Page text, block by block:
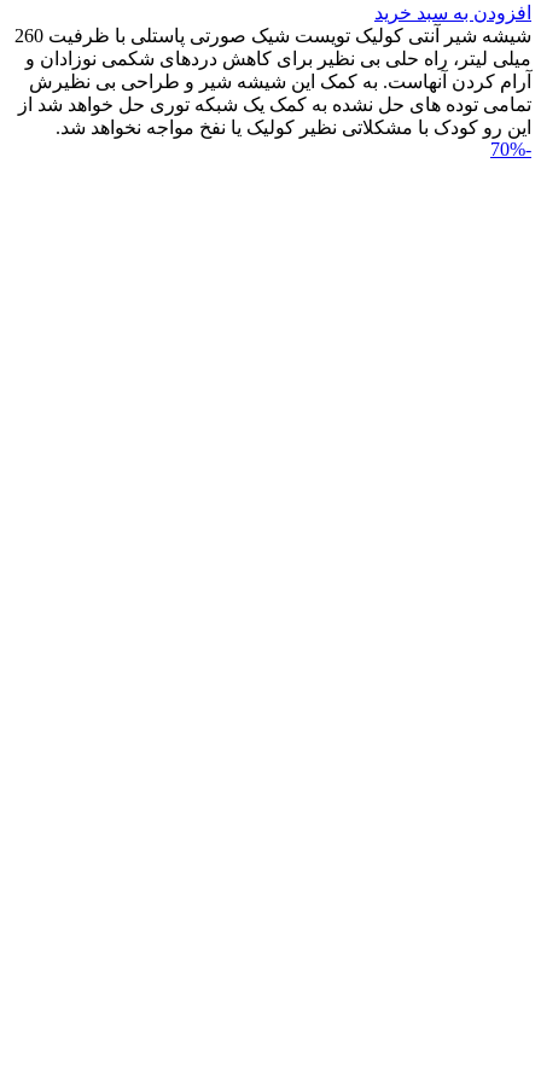
افزودن به سبد خرید
شیشه شیر آنتی کولیک تویست شیک صورتی پاستلی با ظرفیت 260
میلی لیتر، راه حلی بی نظیر برای کاهش دردهای شکمی نوزادان و
آرام کردن آنهاست. به کمک این شیشه شیر و طراحی بی نظیرش
تمامی توده های حل نشده به کمک یک شبکه توری حل خواهد شد از
این رو کودک با مشکلاتی نظیر کولیک یا نفخ مواجه نخواهد شد.
-70%